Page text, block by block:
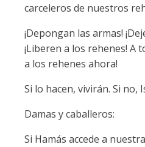
carceleros de nuestros
¡Depongan las armas!
¡Liberen a los rehenes! A
a los rehenes ahora!
Si lo hacen, vivirán. Si no,
Damas y caballeros:
Si Hamás accede a